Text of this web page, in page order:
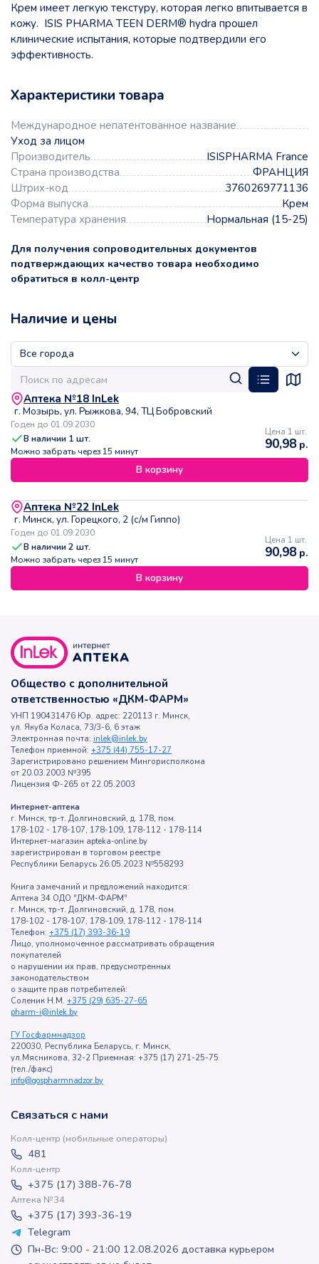
Крем имеет легкую текстуру, которая легко впитывается в
кожу. ISIS PHARMA TEEN DERM® hydra прошел
клинические испытания, которые подтвердили его
эффективность.
Характеристики товара
Международное непатентованное название
Уход за лицом
Производитель
ISISPHARMA France
Страна производства
ФРАНЦИЯ
Штрих-код
3760269771136
Форма выпуска
Крем
Температура хранения
Нормальная (15-25)
Для получения сопроводительных документов
подтверждающих качество товара необходимо
обратиться в колл-центр
Наличие и цены
Аптека №18 InLek
г. Мозырь, ул. Рыжкова, 94, ТЦ Бобровский
Годен до 01.09.2030
В наличии 1 шт.
Можно забрать через 15 минут
Цена 1 шт.
90,98р.
В корзину
Аптека №22 InLek
г. Минск, ул. Горецкого, 2 (с/м Гиппо)
Годен до 01.09.2030
В наличии2 шт.
Можно забрать через 15 минут
Цена 1 шт.
90,98р.
В корзину
Общество с дополнительной
ответственностью «ДКМ-ФАРМ»
УНП 190431476 Юр. адрес: 220113 г. Минск,
ул. Якуба Коласа, 73/3-6, 6 этаж
Электронная почта: inlek@inlek.by
Телефон приемной: +375 (44) 755-17-27
Зарегистрировано решением Мингорисполкома
от 20.03.2003 №395
Лицензия Ф-265 от 22.05.2003
Интернет-аптека
г. Минск, тр-т. Долгиновский, д. 178, пом.
178-102 - 178-107, 178-109, 178-112 - 178-114
Интернет-магазин apteka-online.by
зарегистрирован в торговом реестре
Республики Беларусь 26.05.2023 №558293
Книга замечаний и предложений находится:
Аптека 34 ОДО "ДКМ-ФАРМ"
г. Минск, тр-т. Долгиновский, д. 178, пом.
178-102 - 178-107, 178-109, 178-112 - 178-114
Телефон: +375 (17) 393-36-19
Лицо, уполномоченное рассматривать обращения
покупателей
о нарушении их прав, предусмотренных
законодательством
о защите прав потребителей:
Соленик Н.М. +375 (29) 635-27-65
pharm-i@inlek.by
ГУ Госфармнадзор
220030, Республика Беларусь, г. Минск,
ул.Мясникова, 32-2 Приемная: +375 (17) 271-25-75
(тел./факс)
info@gospharmnadzor.by
Связаться с нами
Колл-центр (мобильные операторы)
481
Колл-центр
+375 (17) 388-76-78
Аптека №34
+375 (17) 393-36-19
Telegram
Пн-Вс: 9:00 - 21:00 12.08.2026 доставка курьером